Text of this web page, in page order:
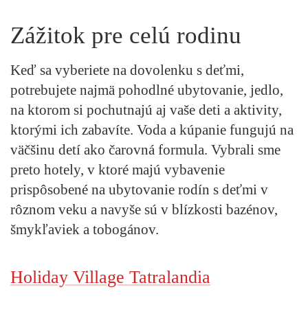
Zážitok pre celú rodinu
Keď sa vyberiete na dovolenku s deťmi,
potrebujete najmä pohodlné ubytovanie, jedlo,
na ktorom si pochutnajú aj vaše deti a aktivity,
ktorými ich zabavíte. Voda a kúpanie fungujú na
väčšinu detí ako čarovná formula. Vybrali sme
preto hotely, v ktoré majú vybavenie
prispôsobené na ubytovanie rodín s deťmi v
rôznom veku a navyše sú v blízkosti bazénov,
šmykľaviek a tobogánov.
Holiday Village Tatralandia